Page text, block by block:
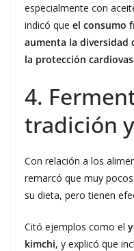
especialmente con
indicó que el consumo
aumenta la diversidad
la protección
4.
tradición
Con relación a los
remarcó que muy
su dieta, pero tienen
Citó ejemplos como el
kimchi, y explicó que